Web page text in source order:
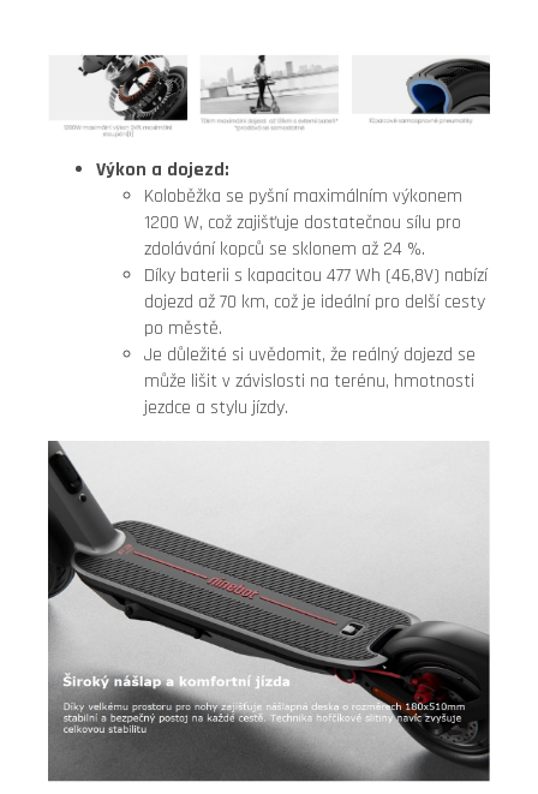
Výkon a dojezd:
Koloběžka se pyšní maximálním výkonem
1200 W, což zajišťuje dostatečnou sílu pro
zdolávání kopců se sklonem až 24 %.
Díky baterii s kapacitou 477 Wh (46,8V) nabízí
dojezd až 70 km, což je ideální pro delší cesty
po městě.
Je důležité si uvědomit, že reálný dojezd se
může lišit v závislosti na terénu, hmotnosti
jezdce a stylu jízdy.